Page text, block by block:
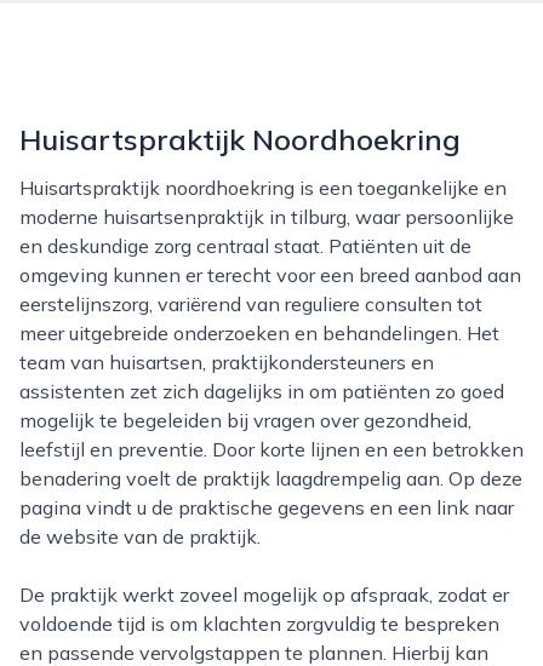
Huisartspraktijk Noordhoekring
Huisartspraktijk noordhoekring is een toegankelijke en
moderne huisartsenpraktijk in tilburg, waar persoonlijke
en deskundige zorg centraal staat. Patiënten uit de
omgeving kunnen er terecht voor een breed aanbod aan
eerstelijnszorg, variërend van reguliere consulten tot
meer uitgebreide onderzoeken en behandelingen. Het
team van huisartsen, praktijkondersteuners en
assistenten zet zich dagelijks in om patiënten zo goed
mogelijk te begeleiden bij vragen over gezondheid,
leefstijl en preventie. Door korte lijnen en een betrokken
benadering voelt de praktijk laagdrempelig aan. Op deze
pagina vindt u de praktische gegevens en een link naar
de website van de praktijk.
De praktijk werkt zoveel mogelijk op afspraak, zodat er
voldoende tijd is om klachten zorgvuldig te bespreken
en passende vervolgstappen te plannen. Hierbij kan